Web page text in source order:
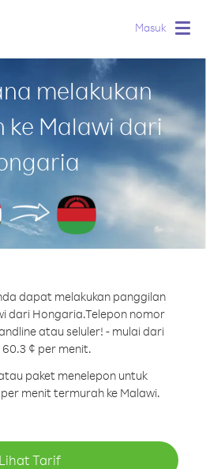
Masuk
melakukan
ke Malawi dari
dapat melakukan panggilan
dari Hongaria.Telepon nomor
atau seluler! - mulai dari
60.3 ¢ per menit.
paket menelepon untuk
menit termurah ke Malawi.
Lihat Tarif